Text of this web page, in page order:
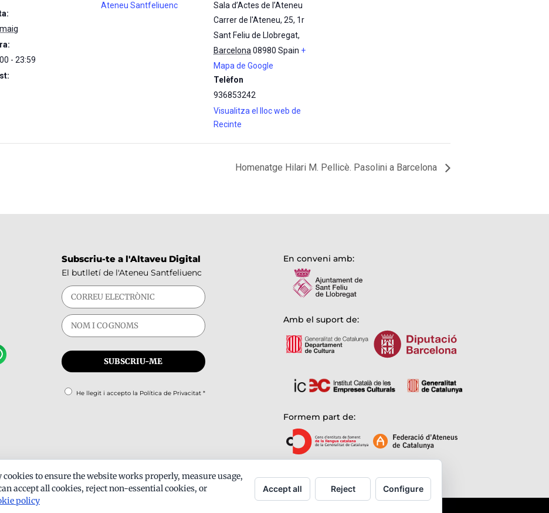
- 23:59
Ateneu Santfeliuenc
Sala d’Actes de l’Ateneu
Carrer de l'Ateneu, 25, 1r
Sant Feliu de Llobregat,
Barcelona 08980 Spain +
Mapa de Google
Telèfon
936853242
Visualitza el lloc web de
Recinte
Homenatge Hilari M. Pellicè. Pasolini a Barcelona
Subscriu-te a l'Altaveu Digital
El butlletí de l'Ateneu Santfeliuenc
He llegit i accepto la Política de Privacitat*
En conveni amb:
Amb el suport de:
Formem part de:
to ensure the website works properly, measure usage,
accept all cookies, reject non-essential cookies, or
policy
Accept all Reject Configure